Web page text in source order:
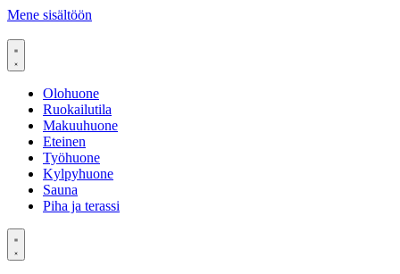
Mene sisältöön
Olohuone
Ruokailutila
Makuuhuone
Eteinen
Työhuone
Kylpyhuone
Sauna
Piha ja terassi